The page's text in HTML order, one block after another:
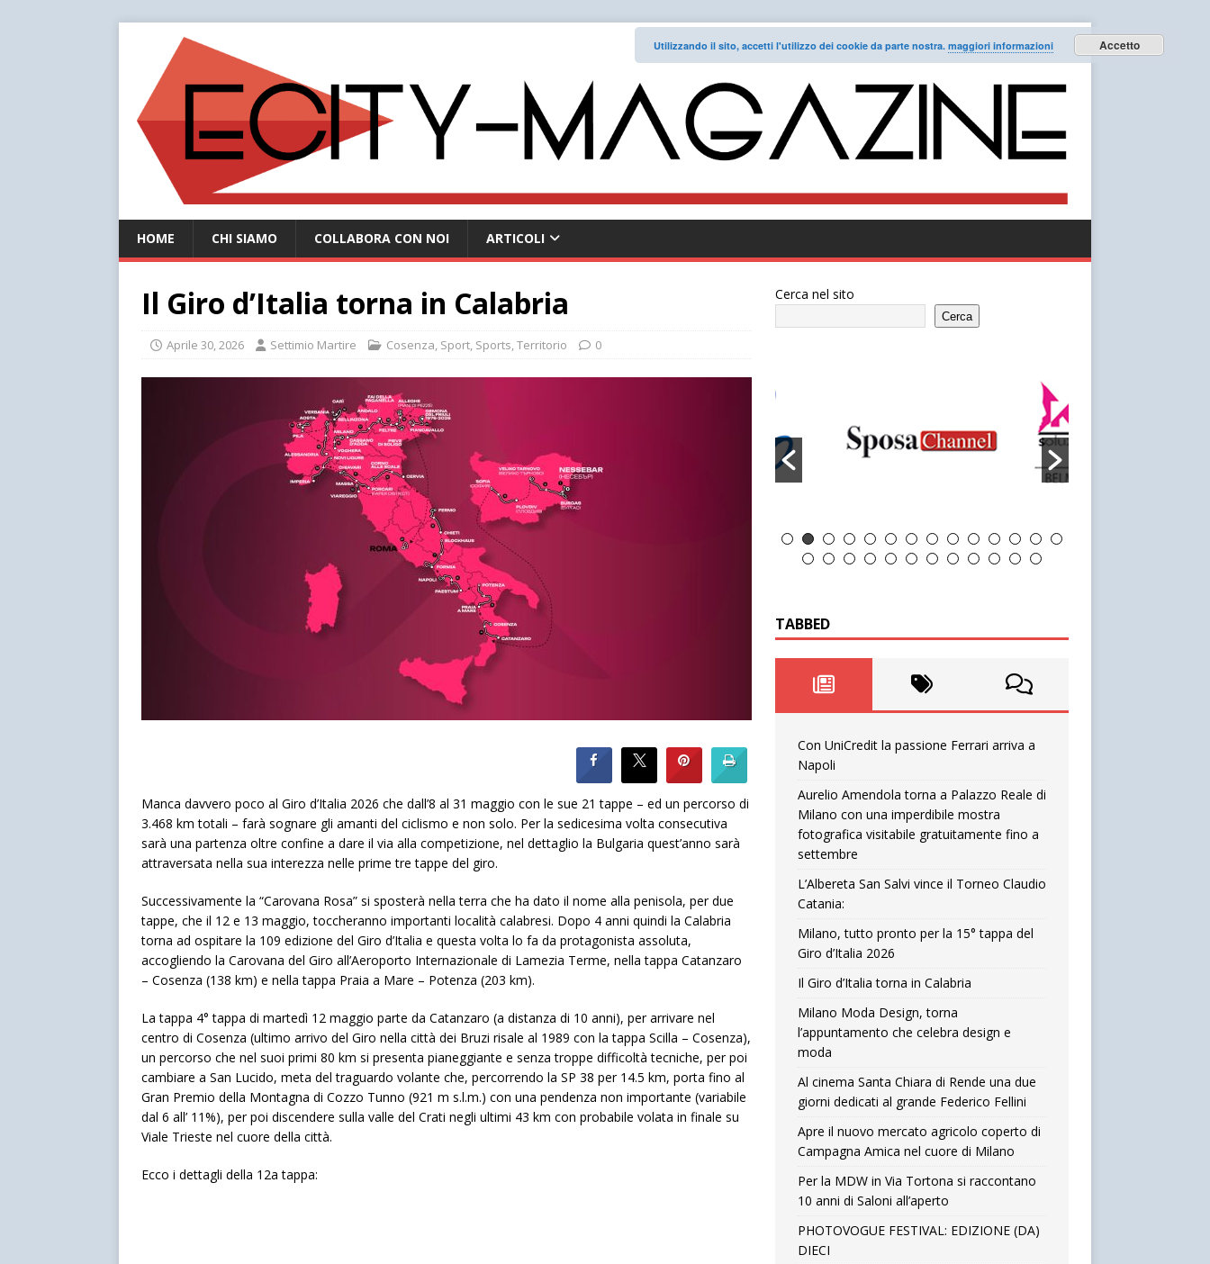
HOME CHI SIAMO COLLABORA CON NOI ARTICOLI
Il Giro d’Italia torna in Calabria
Aprile 30, 2026 Settimio Martire Cosenza, Sport, Sports,Territorio 0
Manca davvero poco al Giro d’Italia 2026 che dall’8 al 31 maggio con le sue 21 tappe – ed un percorso di
3.468 km totali – farà sognare gli amanti del ciclismo e non solo. Per la sedicesima volta consecutiva
sarà una partenza oltre confine a dare il via alla competizione, nel dettaglio la Bulgaria quest’anno sarà
attraversata nella sua interezza nelle prime tre tappe del giro.
Successivamente la “Carovana Rosa” si sposterà nella terra che ha dato il nome alla penisola, per due
tappe, che il 12 e 13 maggio, toccheranno importanti località calabresi. Dopo 4 anni quindi la Calabria
torna ad ospitare la 109 edizione del Giro d’Italia e questa volta lo fa da protagonista assoluta,
accogliendo la Carovana del Giro all’Aeroporto Internazionale di Lamezia Terme, nella tappa Catanzaro
– Cosenza (138 km) e nella tappa Praia a Mare – Potenza (203 km).
La tappa 4° tappa di martedì 12 maggio parte da Catanzaro (a distanza di 10 anni), per arrivare nel
centro di Cosenza (ultimo arrivo del Giro nella città dei Bruzi risale al 1989 con la tappa Scilla – Cosenza),
un percorso che nel suoi primi 80 km si presenta pianeggiante e senza troppe difficoltà tecniche, per poi
cambiare a San Lucido, meta del traguardo volante che, percorrendo la SP 38 per 14.5 km, porta fino al
Gran Premio della Montagna di Cozzo Tunno (921 m s.l.m.) con una pendenza non importante (variabile
dal 6 all’ 11%), per poi discendere sulla valle del Crati negli ultimi 43 km con probabile volata in finale su
Viale Trieste nel cuore della città.
Ecco i dettagli della 12a tappa:
Cerca nel sito
Cerca
TABBED
Con UniCredit la passione Ferrari arriva a
Napoli
Aurelio Amendola torna a Palazzo Reale di
Milano con una imperdibile mostra
fotografica visitabile gratuitamente fino a
settembre
L’Albereta San Salvi vince il Torneo Claudio
Catania:
Milano, tutto pronto per la 15° tappa del
Giro d’Italia 2026
Il Giro d’Italia torna in Calabria
Milano Moda Design, torna
l’appuntamento che celebra design e
moda
Al cinema Santa Chiara di Rende una due
giorni dedicati al grande Federico Fellini
Apre il nuovo mercato agricolo coperto di
Campagna Amica nel cuore di Milano
Per la MDW in Via Tortona si raccontano
10 anni di Saloni all’aperto
PHOTOVOGUE FESTIVAL: EDIZIONE (DA)
DIECI
Utilizzando il sito, accetti l'utilizzo dei cookie da parte nostra. maggiori informazioni Accetto